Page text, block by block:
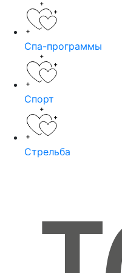
Спа-программы
Спорт
Стрельба